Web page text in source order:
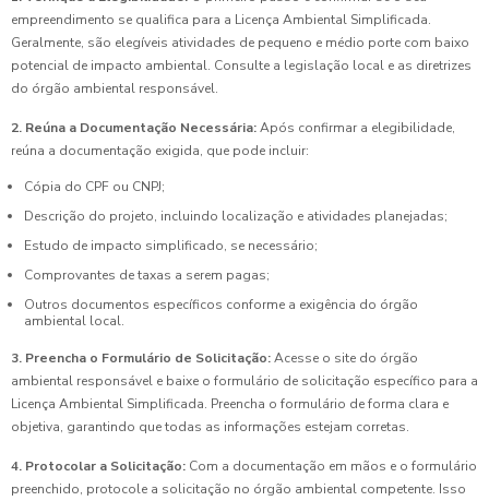
empreendimento se qualifica para a Licença Ambiental Simplificada.
Geralmente, são elegíveis atividades de pequeno e médio porte com baixo
potencial de impacto ambiental. Consulte a legislação local e as diretrizes
do órgão ambiental responsável.
2. Reúna a Documentação Necessária:Após confirmar a elegibilidade,
reúna a documentação exigida, que pode incluir:
Cópia do CPF ou CNPJ;
Descrição do projeto, incluindo localização e atividades planejadas;
Estudo de impacto simplificado, se necessário;
Comprovantes de taxas a serem pagas;
Outros documentos específicos conforme a exigência do órgão
ambiental local.
3. Preencha o Formulário de Solicitação:Acesse o site do órgão
ambiental responsável e baixe o formulário de solicitação específico para a
Licença Ambiental Simplificada. Preencha o formulário de forma clara e
objetiva, garantindo que todas as informações estejam corretas.
4. Protocolar a Solicitação: Com a documentação em mãos e o formulário
preenchido, protocole a solicitação no órgão ambiental competente. Isso